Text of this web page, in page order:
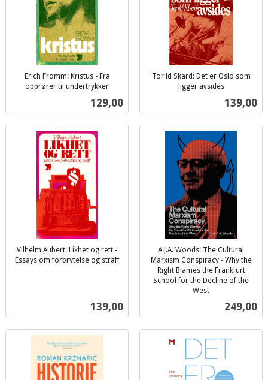
Erich Fromm: Kristus - Fra
opprører til undertrykker
Pris
129,00
Torild Skard: Det er Oslo som
ligger avsides
Pris
139,00
Vilhelm Aubert: Likhet og rett -
Essays om forbrytelse og straff
Pris
139,00
A.J.A. Woods: The Cultural
Marxism Conspiracy - Why the
Right Blames the Frankfurt
School for the Decline of the
West
Pris
249,00